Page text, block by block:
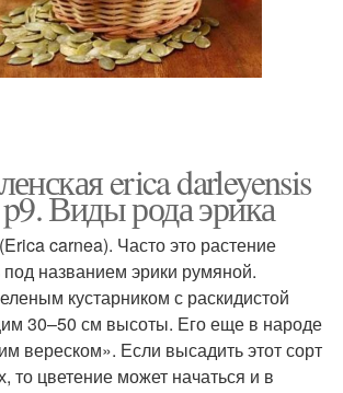
erica darleyensis
Виды рода эрика
carnea). Часто это растение
названием эрики румяной.
кустарником с раскидистой
30–50 см высоты. Его еще в народе
вереском». Если высадить этот сорт
то цветение может начаться и в